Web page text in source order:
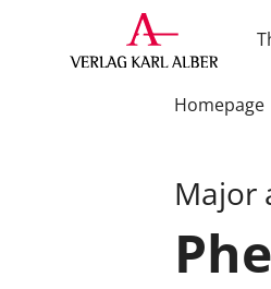
Homepage
Major